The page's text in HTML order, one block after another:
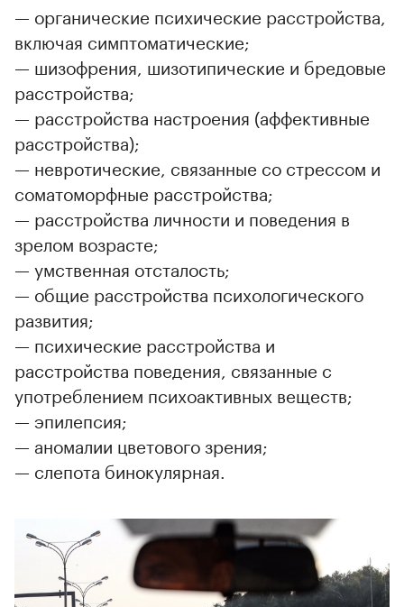
— органические психические расстройства,
включая симптоматические;
— шизофрения, шизотипические и бредовые
расстройства;
— расстройства настроения (аффективные
расстройства);
— невротические, связанные со стрессом и
соматоморфные расстройства;
— расстройства личности и поведения в
зрелом возрасте;
— умственная отсталость;
— общие расстройства психологического
развития;
— психические расстройства и
расстройства поведения, связанные с
употреблением психоактивных веществ;
— эпилепсия;
— аномалии цветового зрения;
— слепота бинокулярная.